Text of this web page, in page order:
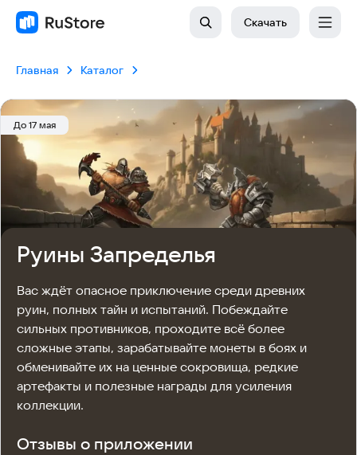
Скачать
Главная Каталог
До 17 мая
Руины Запределья
Вас ждёт опасное приключение среди древних
руин, полных тайн и испытаний. Побеждайте
сильных противников, проходите всё более
сложные этапы, зарабатывайте монеты в боях и
обменивайте их на ценные сокровища, редкие
артефакты и полезные награды для усиления
коллекции.
Отзывы о приложении